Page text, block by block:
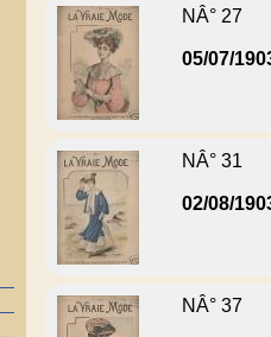
NÂ° 27
05/07/
NÂ° 31
02/08/
NÂ° 37